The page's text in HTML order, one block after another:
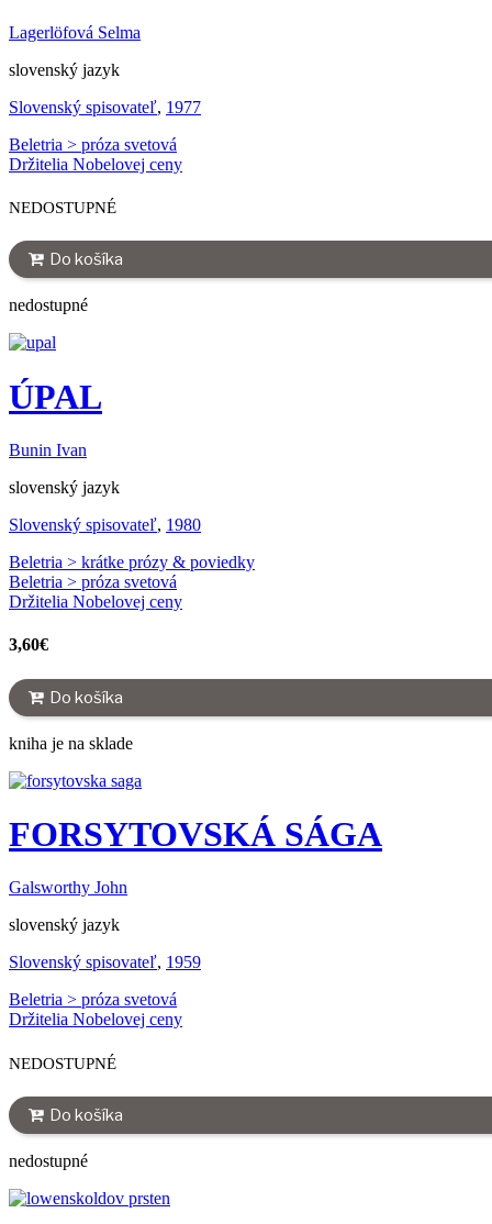
Lagerlöfová Selma
slovenský jazyk
Slovenský spisovateľ, 1977
Beletria > próza svetová
Držitelia Nobelovej ceny
NEDOSTUPNÉ
Do košíka
nedostupné
ÚPAL
Bunin Ivan
slovenský jazyk
Slovenský spisovateľ, 1980
Beletria > krátke prózy & poviedky
Beletria > próza svetová
Držitelia Nobelovej ceny
3,60€
Do košíka
kniha je na sklade
FORSYTOVSKÁ SÁGA
Galsworthy John
slovenský jazyk
Slovenský spisovateľ, 1959
Beletria > próza svetová
Držitelia Nobelovej ceny
NEDOSTUPNÉ
Do košíka
nedostupné